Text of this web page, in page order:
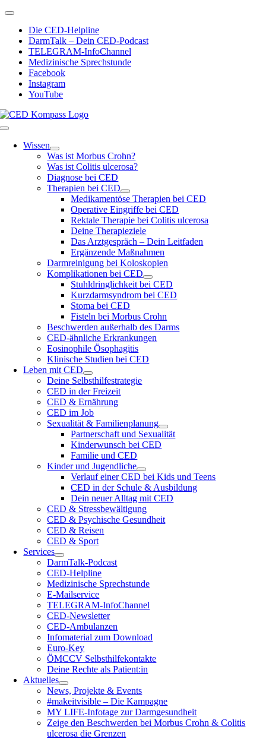
Zum
springen
Toggle
NavigationDie CED-Helpline
DarmTalk – Dein CED-Podcast
TELEGRAM-InfoChannel
Medizinische Sprechstunde
Facebook
Instagram
YouTube
Toggle
NavigationWissen
Was ist Morbus Crohn?
Was ist Colitis ulcerosa?
Diagnose bei CED
Therapien bei CED
Medikamentöse Therapien bei CED
Operative Eingriffe bei CED
Rektale Therapie bei Colitis ulcerosa
Deine Therapieziele
Das Arztgespräch – Dein Leitfaden
Ergänzende Maßnahmen
Darmreinigung bei Koloskopien
Komplikationen bei CED
Stuhldringlichkeit bei CED
Kurzdarmsyndrom bei CED
Stoma bei CED
Fisteln bei Morbus Crohn
Beschwerden außerhalb des Darms
CED-ähnliche Erkrankungen
Eosinophile Ösophagitis
Klinische Studien bei CED
Leben mit CED
Deine Selbsthilfestrategie
CED in der Freizeit
CED & Ernährung
CED im Job
Sexualität & Familienplanung
Partnerschaft und Sexualität
Kinderwunsch bei CED
Familie und CED
Kinder und Jugendliche
Verlauf einer CED bei Kids und Teens
CED in der Schule & Ausbildung
Dein neuer Alltag mit CED
CED & Stressbewältigung
CED & Psychische Gesundheit
CED & Reisen
CED & Sport
Services
DarmTalk-Podcast
CED-Helpline
Medizinische Sprechstunde
E-Mailservice
TELEGRAM-InfoChannel
CED-Newsletter
CED-Ambulanzen
Infomaterial zum Download
Euro-Key
ÖMCCV Selbsthilfekontakte
Deine Rechte als Patient:in
Aktuelles
News, Projekte & Events
#makeitvisible – Die Kampagne
MY LIFE-Infotage zur Darmgesundheit
Zeige den Beschwerden bei Morbus Crohn & Colitis
ulcerosa die Grenzen